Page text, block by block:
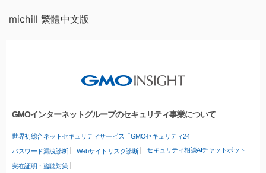
michill 繁體中文版
GMOインターネットグループのセキュリティ事業について
世界初総合ネットセキュリティサービス「GMOセキュリティ24」
パスワード漏洩診断 Webサイトリスク診断 セキュリティ相談AIチャットボット
実在証明・盗聴対策